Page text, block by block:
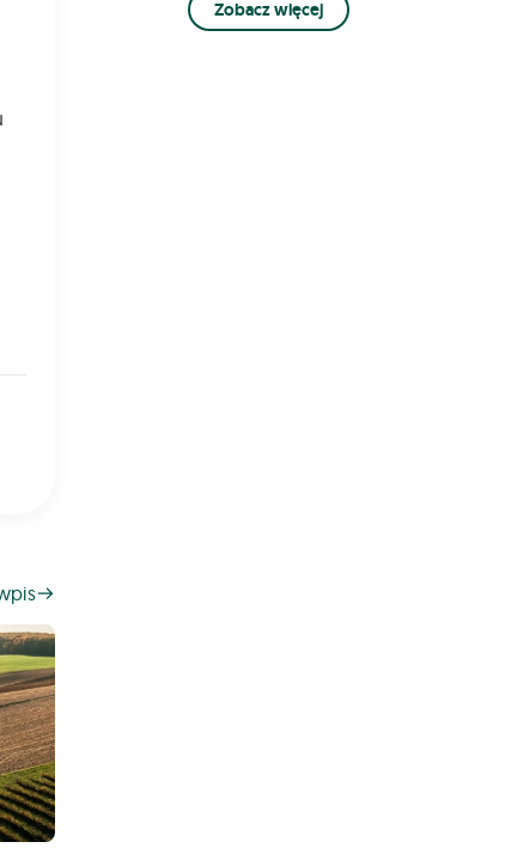
Oto kilka wskazów
Zobacz więcej